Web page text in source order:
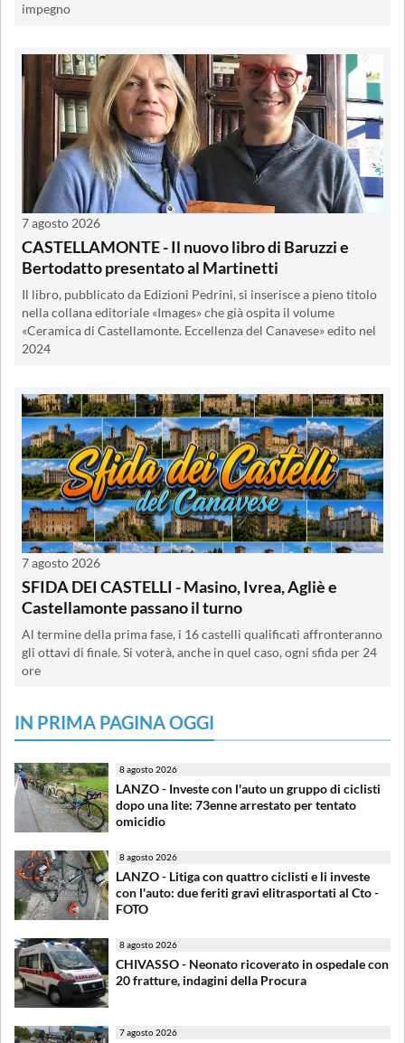
impegno
7 agosto 2026
CASTELLAMONTE - Il nuovo libro di Baruzzi e
Bertodatto presentato al Martinetti
Il libro, pubblicato da Edizioni Pedrini, si inserisce a pieno titolo
nella collana editoriale «Images» che già ospita il volume
«Ceramica di Castellamonte. Eccellenza del Canavese» edito nel
2024
7 agosto 2026
SFIDA DEI CASTELLI - Masino, Ivrea, Agliè e
Castellamonte passano il turno
Al termine della prima fase, i 16 castelli qualificati affronteranno
gli ottavi di finale. Si voterà, anche in quel caso, ogni sfida per 24
ore
IN PRIMA PAGINA OGGI
8 agosto 2026
LANZO - Investe con l'auto un gruppo di ciclisti
dopo una lite: 73enne arrestato per tentato
omicidio
8 agosto 2026
LANZO - Litiga con quattro ciclisti e li investe
con l'auto: due feriti gravi elitrasportati al Cto -
FOTO
8 agosto 2026
CHIVASSO - Neonato ricoverato in ospedale con
20 fratture, indagini della Procura
7 agosto 2026